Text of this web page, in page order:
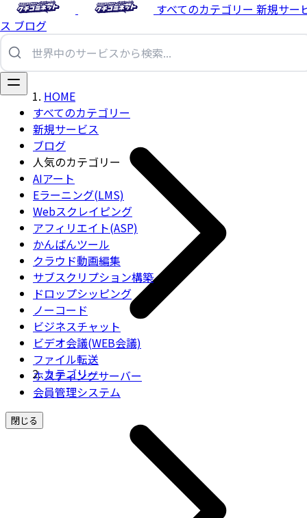
すべてのカテゴリー 新規サー
ス ブログ
すべてのカテゴリー
新規サービス
ブログ
人気のカテゴリー
AIアート
Eラーニング(LMS)
Webスクレイピング
アフィリエイト(ASP)
かんばんツール
クラウド動画編集
サブスクリプション構築
ドロップシッピング
ノーコード
ビジネスチャット
ビデオ会議(WEB会議)
ファイル転送
ホスティングサーバー
会員管理システム
閉じる
HOME
カテゴリー